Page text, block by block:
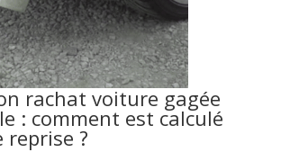
rachat voiture gagée
: comment est calculé
reprise ?